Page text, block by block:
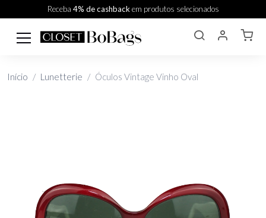
Receba 4% de cashbackem produtos selecionados
Início Lunetterie Óculos Vintage Vinho Oval